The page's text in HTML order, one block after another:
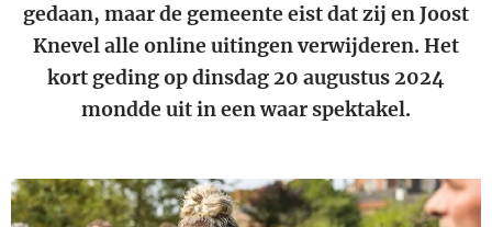
gedaan, maar de gemeente eist dat zij en Joost
Knevel alle online uitingen verwijderen. Het
kort geding op dinsdag 20 augustus 2024
mondde uit in een waar spektakel.